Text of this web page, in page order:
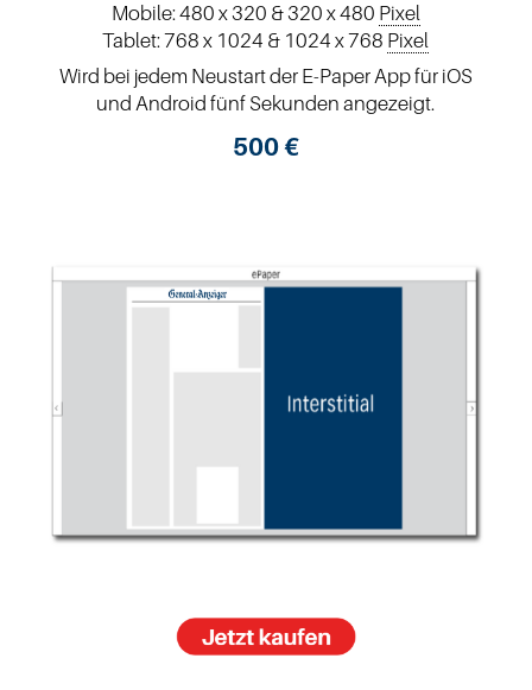
Mobile: 480 x 320 & 320 x 480 Pixel
Tablet: 768 x 1024 & 1024 x 768 Pixel
Wird bei jedem Neustart der E-Paper App für iOS
und Android fünf Sekunden angezeigt.
500 €